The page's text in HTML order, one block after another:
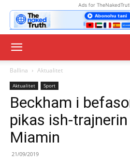
Ads for
Ballina Aktualitet
Aktualitet Sport
Beckham i
pikas ish-
Miamin
21/09/2019